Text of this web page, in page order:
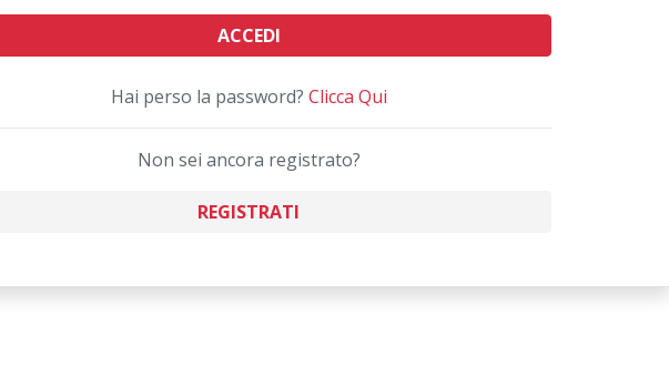
ACCEDI
Hai perso la password? Clicca Qui
Non sei ancora registrato?
REGISTRATI